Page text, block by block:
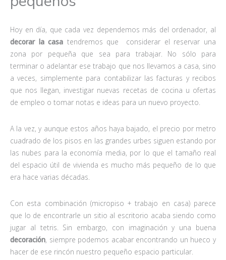
Hoy en día, que cada vez dependemos más del ordenador, al
decorar la casa tendremos que considerar el reservar una
zona por pequeña que sea para trabajar. No sólo para
terminar o adelantar ese trabajo que nos llevamos a casa, sino
a veces, simplemente para contabilizar las facturas y recibos
que nos llegan, investigar nuevas recetas de cocina u ofertas
de empleo o tomar notas e ideas para un nuevo proyecto.
A la vez, y aunque estos años haya bajado, el precio por metro
cuadrado de los pisos en las grandes urbes siguen estando por
las nubes para la economía media, por lo que el tamaño real
del espacio útil de vivienda es mucho más pequeño de lo que
era hace varias décadas.
Con esta combinación (micropiso + trabajo en casa) parece
que lo de encontrarle un sitio al escritorio acaba siendo como
jugar al tetris. Sin embargo, con imaginación y una buena
decoración, siempre podemos acabar encontrando un hueco y
hacer de ese rincón nuestro pequeño espacio particular.